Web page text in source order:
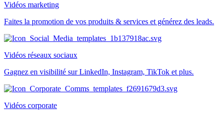
Vidéos marketing
Faites la promotion de vos produits & services et générez des leads.
Vidéos réseaux sociaux
Gagnez en visibilité sur LinkedIn, Instagram, TikTok et plus.
Vidéos corporate